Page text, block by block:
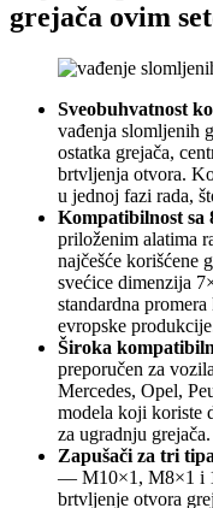
grejača ovim
Sveobuhvatnost
vađenja slomljenih
ostatka grejača,
brtvljenja otvora.
u jednoj fazi rada,
Kompatibilnost sa
priloženim alatima
najčešće korišćene
svećice dimenzija
standardna
evropske
Široka
preporučen za
Mercedes, Opel,
modela koji koriste
za ugradnju grejača.
Zapušači za tri
— M10×1, M8×1 i
brtvljenje otvora